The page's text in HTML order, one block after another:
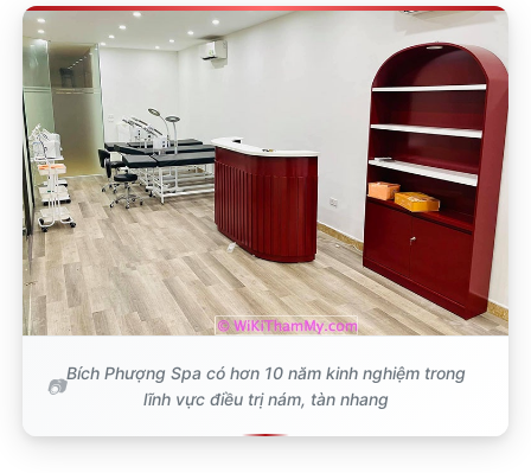
Bích Phượng Spa có hơn 10 năm kinh nghiệm trong
lĩnh vực điều trị nám, tàn nhang